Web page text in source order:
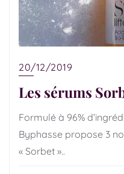
20/12/2019
Les sérums
Formulé à 96%
Byphasse propose 3
« Sorbet »..